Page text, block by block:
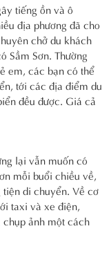
tiếng ồn và ô
địa phương đã cho
chở du khách
Sầm Sơn. Thường
em, các bạn có thể
tới các địa điểm du
đều được. Giá cả
lại vẫn muốn có
mỗi buổi chiều về,
di chuyển. Về cơ
taxi và xe điện,
ảnh một cách